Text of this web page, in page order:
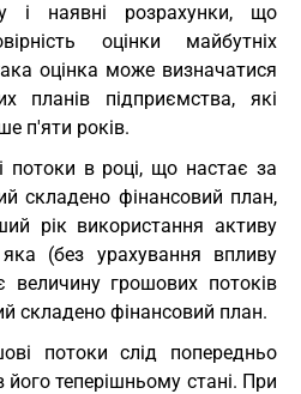
і наявні розрахунки, що
оцінки майбутніх
оцінка може визначатися
планів підприємства, які
п'яти років.
потоки в році, що настає за
складено фінансовий план,
рік використання активу
(без урахування впливу
величину грошових потоків
складено фінансовий план.
потоки слід попередньо
теперішньому стані. При